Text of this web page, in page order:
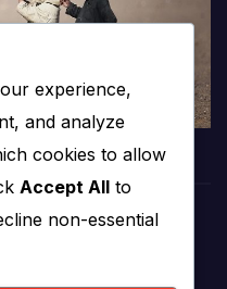
experience,
and analyze
cookies to allow
Accept All to
non-essential